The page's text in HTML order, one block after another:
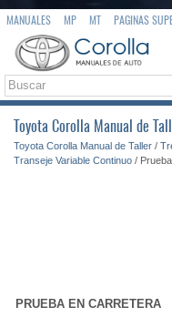
MANUALES MP MT PAGINAS
Toyota Corolla Manual de
Toyota Corolla Manual de Taller /
Transeje Variable Continuo /
PRUEBA EN CARRETERA